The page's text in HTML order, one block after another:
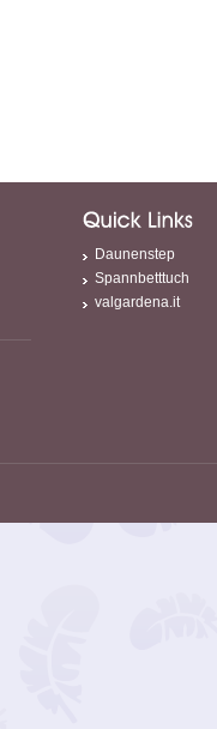
Daunenstep
Spannbetttuch
valgardena.it